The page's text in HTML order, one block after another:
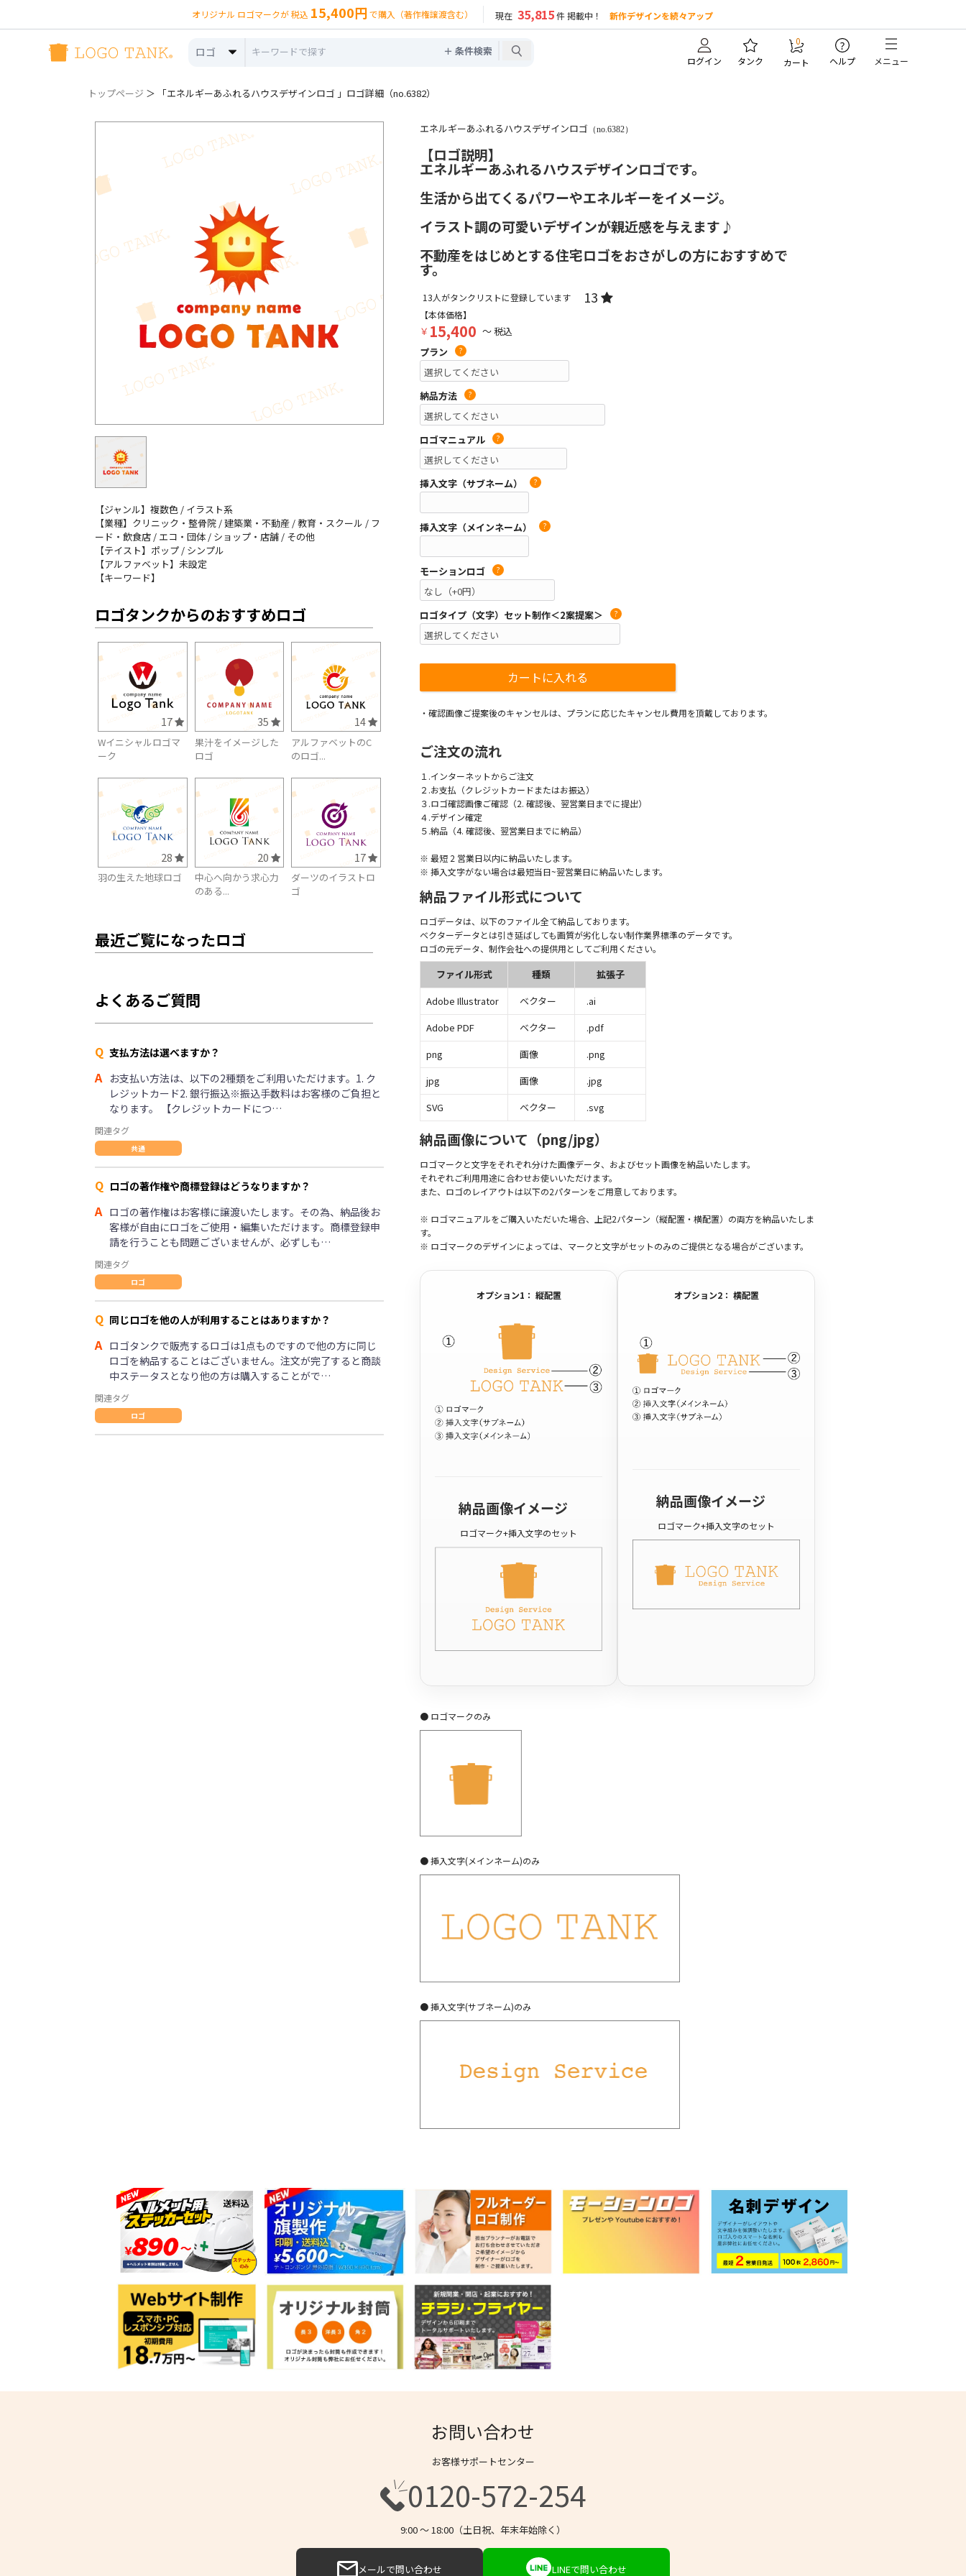
オリジナル ロゴマークが 税込 15,400円 で購入（著作権譲渡含む） 現在 35,815件 掲載中！ 新作デザインを続々アップ
ロゴ ＋ 条件検索
ログイン タンク
0
カート
?
ヘルプ メニュー
トップページ ＞ 「エネルギーあふれるハウスデザインロゴ 」ロゴ詳細（no.6382）
【ジャンル】複数色 / イラスト系
【業種】クリニック・整骨院 / 建築業・不動産 / 教育・スクール / フ
ード・飲食店 / エコ・団体 / ショップ・店舗 / その他
【テイスト】ポップ / シンプル
【アルファベット】未設定
【キーワード】
ロゴタンクからのおすすめロゴ
17
Wイニシャルロゴマ
ーク
35
果汁をイメージした
ロゴ
14
アルファベットのC
のロゴ...
28
羽の生えた地球ロゴ
20
中心へ向かう求心力
のある...
17
ダーツのイラストロ
ゴ
最近ご覧になったロゴ
よくあるご質問
Q 支払方法は選べますか？
A お支払い方法は、以下の2種類をご利用いただけます。1. ク
レジットカード2. 銀行振込※振込手数料はお客様のご負担と
なります。 【クレジットカードにつ…
関連タグ
共通
Q ロゴの著作権や商標登録はどうなりますか？
A ロゴの著作権はお客様に譲渡いたします。その為、納品後お
客様が自由にロゴをご使用・編集いただけます。商標登録申
請を行うことも問題ございませんが、必ずしも…
関連タグ
ロゴ
Q 同じロゴを他の人が利用することはありますか？
A ロゴタンクで販売するロゴは1点ものですので他の方に同じ
ロゴを納品することはございません。注文が完了すると商談
中ステータスとなり他の方は購入することがで…
関連タグ
ロゴ
エネルギーあふれるハウスデザインロゴ （no.6382）
【ロゴ説明】
エネルギーあふれるハウスデザインロゴです。
生活から出てくるパワーやエネルギーをイメージ。
イラスト調の可愛いデザインが親近感を与えます♪
不動産をはじめとする住宅ロゴをおさがしの方におすすめで
す。
13人がタンクリストに登録しています 13
【本体価格】
￥ 15,400 ～ 税込
プラン
?
納品方法 ?
ロゴマニュアル ?
挿入文字（サブネーム） ?
挿入文字（メインネーム） ?
モーションロゴ ?
ロゴタイプ（文字）セット制作＜2案提案＞ ?
・確認画像ご提案後のキャンセルは、プランに応じたキャンセル費用を頂戴しております。
ご注文の流れ
１.インターネットからご注文
２.お支払（クレジットカードまたはお振込）
３.ロゴ確認画像ご確認（2. 確認後、翌営業日までに提出）
４.デザイン確定
５.納品（4. 確認後、翌営業日までに納品）
※ 最短 2 営業日以内に納品いたします。
※ 挿入文字がない場合は最短当日~翌営業日に納品いたします。
納品ファイル形式について
ロゴデータは、以下のファイル全て納品しております。
ベクターデータとは引き延ばしても画質が劣化しない制作業界標準のデータです。
ロゴの元データ、制作会社への提供用としてご利用ください。
ファイル形式 種類
拡張子
Adobe Illustrator
ベクター
.ai
Adobe PDF
ベクター
.pdf
png
画像
.png
jpg
画像
.jpg
SVG
ベクター .svg
納品画像について（png/jpg）
ロゴマークと文字をそれぞれ分けた画像データ、およびセット画像を納品いたします。
それぞれご利用用途に合わせお使いいただけます。
また、ロゴのレイアウトは以下の2パターンをご用意しております。
※ ロゴマニュアルをご購入いただいた場合、上記2パターン（縦配置・横配置）の両方を納品いたしま
す。
※ ロゴマークのデザインによっては、マークと文字がセットのみのご提供となる場合がございます。
オプション1： 縦配置
納品画像イメージ
ロゴマーク+挿入文字のセット
オプション2： 横配置
納品画像イメージ
ロゴマーク+挿入文字のセット
● ロゴマークのみ
● 挿入文字(メインネーム)のみ
● 挿入文字(サブネーム)のみ
お問い合わせ
お客様サポートセンター
0120-572-254
9:00 〜 18:00（土日祝、年末年始除く）
メールで問い合わせ LINEで問い合わせ